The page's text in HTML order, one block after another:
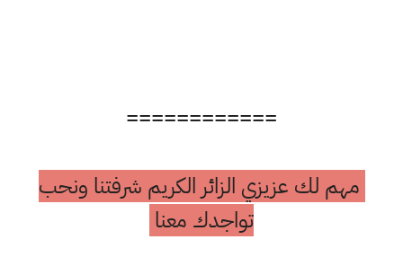
============
مهم لك عزيزي الزائر الكريم شرفتنا ونحب
تواجدك معنا